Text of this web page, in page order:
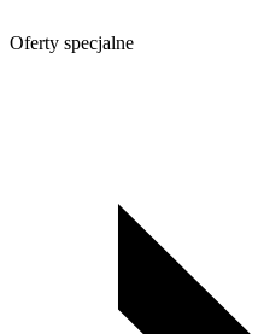
Oferty specjalne